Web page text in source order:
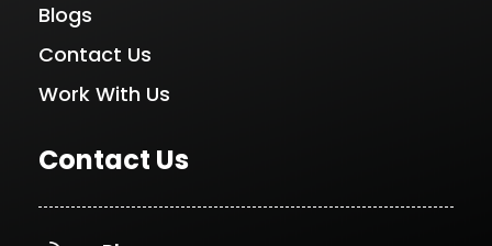
Blogs
Contact Us
Work With Us
Contact Us